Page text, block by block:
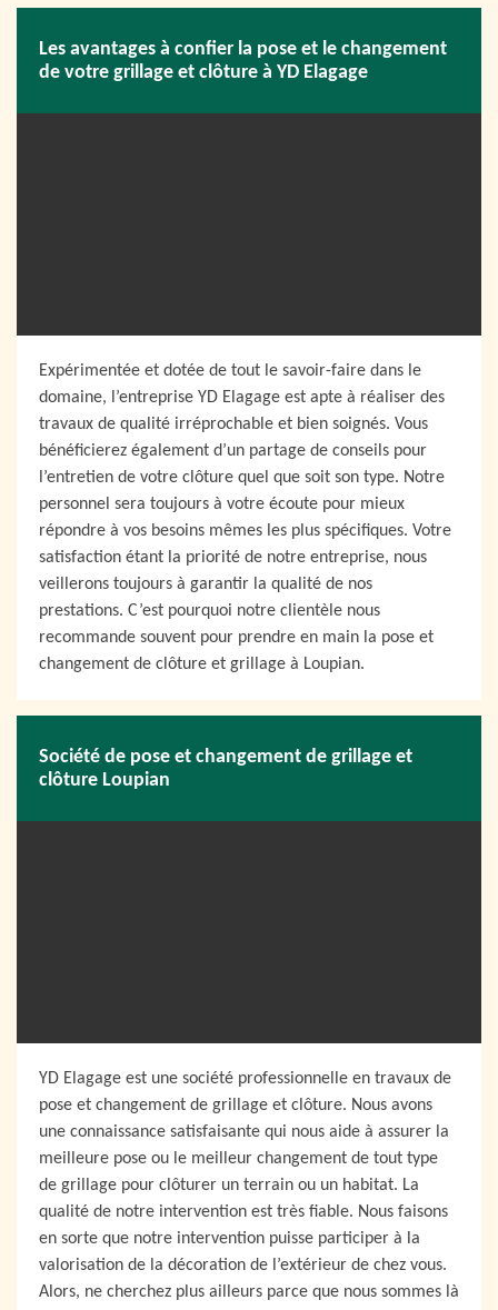
Les avantages à confier la pose et le changement
de votre grillage et clôture à YD Elagage
Expérimentée et dotée de tout le savoir-faire dans le
domaine, l’entreprise YD Elagage est apte à réaliser des
travaux de qualité irréprochable et bien soignés. Vous
bénéficierez également d’un partage de conseils pour
l’entretien de votre clôture quel que soit son type. Notre
personnel sera toujours à votre écoute pour mieux
répondre à vos besoins mêmes les plus spécifiques. Votre
satisfaction étant la priorité de notre entreprise, nous
veillerons toujours à garantir la qualité de nos
prestations. C’est pourquoi notre clientèle nous
recommande souvent pour prendre en main la pose et
changement de clôture et grillage à Loupian.
Société de pose et changement de grillage et
clôture Loupian
YD Elagage est une société professionnelle en travaux de
pose et changement de grillage et clôture. Nous avons
une connaissance satisfaisante qui nous aide à assurer la
meilleure pose ou le meilleur changement de tout type
de grillage pour clôturer un terrain ou un habitat. La
qualité de notre intervention est très fiable. Nous faisons
en sorte que notre intervention puisse participer à la
valorisation de la décoration de l’extérieur de chez vous.
Alors, ne cherchez plus ailleurs parce que nous sommes là